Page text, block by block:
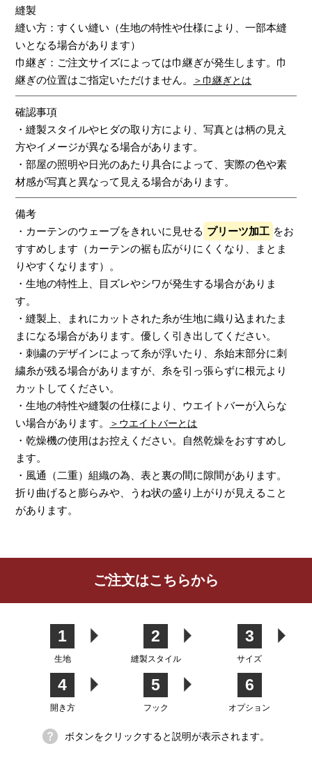
縫製
縫い方：すくい縫い（生地の特性や仕様により、一部本縫
いとなる場合があります）
巾継ぎ：ご注文サイズによっては巾継ぎが発生します。巾
継ぎの位置はご指定いただけません。
＞巾継ぎとは
確認事項
・縫製スタイルやヒダの取り方により、写真とは柄の見え
方やイメージが異なる場合があります。
・部屋の照明や日光のあたり具合によって、実際の色や素
材感が写真と異なって見える場合があります。
備考
・カーテンのウェーブをきれいに見せる プリーツ加工 をお
すすめします（カーテンの裾も広がりにくくなり、まとま
りやすくなります）。
・生地の特性上、目ズレやシワが発生する場合がありま
す。
・縫製上、まれにカットされた糸が生地に織り込まれたま
まになる場合があります。優しく引き出してください。
・刺繍のデザインによって糸が浮いたり、糸始末部分に刺
繍糸が残る場合がありますが、糸を引っ張らずに根元より
カットしてください。
・生地の特性や縫製の仕様により、ウエイトバーが入らな
い場合があります。
＞ウエイトバーとは
・乾燥機の使用はお控えください。自然乾燥をおすすめし
ます。
・風通（二重）組織の為、表と裏の間に隙間があります。
折り曲げると膨らみや、うね状の盛り上がりが見えること
があります。
レビューを書く
カバー
テン
生地
ご注文はこちらから
1
生地
2
縫製スタイル
3
サイズ
4
開き方
5
フック
6
オプション
ボタンをクリックすると説明が表示されます。